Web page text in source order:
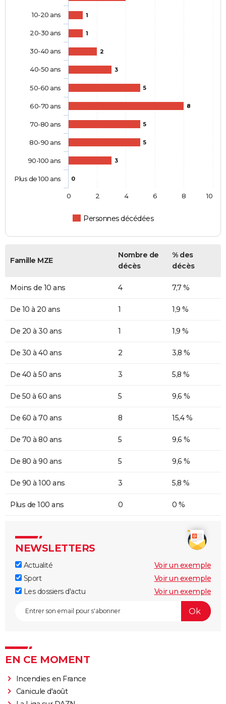
1
1
2
3
5
8
5
5
3
0
Personnes décédées
10-20 ans
20-30 ans
30-40 ans
40-50 ans
50-60 ans
60-70 ans
70-80 ans
80-90 ans
90-100 ans
Plus de 100 ans
0 2 4 6 8 10
Famille MZE
Nombre de
décès
% des
décès
Moins de 10 ans 4 7,7 %
De 10 à 20 ans 1 1,9 %
De 20 à 30 ans 1 1,9 %
De 30 à 40 ans 2 3,8 %
De 40 à 50 ans 3 5,8 %
De 50 à 60 ans 5 9,6 %
De 60 à 70 ans 8 15,4 %
De 70 à 80 ans 5 9,6 %
De 80 à 90 ans 5 9,6 %
De 90 à 100 ans 3 5,8 %
Plus de 100 ans 0 0 %
NEWSLETTERS
Actualité
Voir un exemple
Sport
Voir un exemple
Les dossiers d'actu
Voir un exemple
EN CE MOMENT
Incendies en France
Canicule d'août